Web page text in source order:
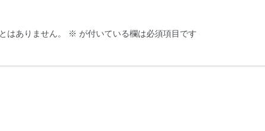
はありません。 ※ が付いている欄は必須項目です